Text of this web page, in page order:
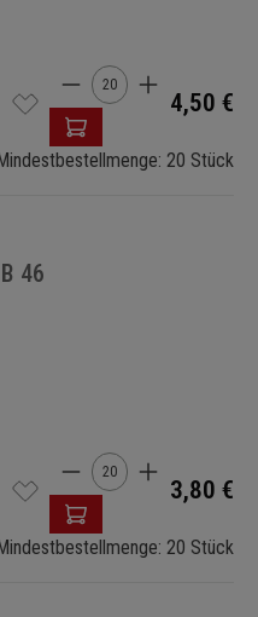
Produkt Anzahl:
4,50 €
20 Stück
46
Produkt Anzahl:
3,80 €
20 Stück